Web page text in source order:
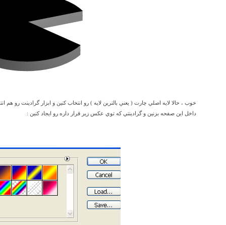
خوب ، حالا لايه اصلي چارت ( يعني بالترين لايه ) رو انتخاب کنين و ابزار گرادينت رو هم
داخل اين صفحه بزنين و گرادينتي که توي عکس زير قرار داره رو ايجاد کنين :